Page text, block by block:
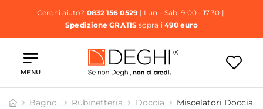
Cerchi aiuto? 0832 156 0529| Lun - Sab: 9.00 - 17.30 |
Spedizione GRATISsopra i 490 euro
MENU
Bagno Rubinetteria Doccia Miscelatori Doccia